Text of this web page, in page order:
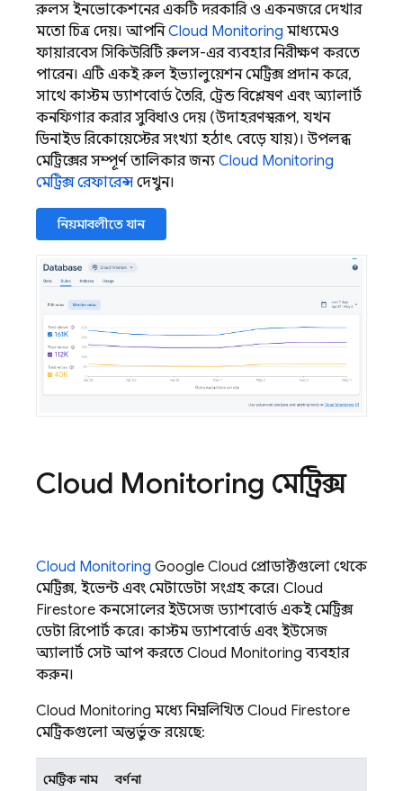
রুলস ইনভোকেশনের একটি দরকারি ও একনজরে দেখার
মতো চিত্র দেয়। আপনিCloud Monitoring মাধ্যমেও
ফায়ারবেস সিকিউরিটি রুলস-এর ব্যবহার নিরীক্ষণ করতে
পারেন। এটি একই রুল ইভ্যালুয়েশন মেট্রিক্স প্রদান করে,
সাথে কাস্টম ড্যাশবোর্ড তৈরি, ট্রেন্ড বিশ্লেষণ এবং অ্যালার্ট
কনফিগার করার সুবিধাও দেয় (উদাহরণস্বরূপ, যখন
ডিনাইড রিকোয়েস্টের সংখ্যা হঠাৎ বেড়ে যায়)। উপলব্ধ
মেট্রিক্সের সম্পূর্ণ তালিকার জন্য Cloud Monitoring
মেট্রিক্স রেফারেন্স দেখুন।
নিয়মাবলীতে যান
Cloud Monitoring মেট্রিক্স
Cloud Monitoring Google Cloud প্রোডাক্টগুলো থেকে
মেট্রিক্স, ইভেন্ট এবং মেটাডেটা সংগ্রহ করে। Cloud
Firestore কনসোলের ইউসেজ ড্যাশবোর্ড একই মেট্রিক্স
ডেটা রিপোর্ট করে। কাস্টম ড্যাশবোর্ড এবং ইউসেজ
অ্যালার্ট সেট আপ করতে Cloud Monitoring ব্যবহার
করুন।
Cloud Monitoring মধ্যে নিম্নলিখিত Cloud Firestore
মেট্রিকগুলো অন্তর্ভুক্ত রয়েছে:
মেট্রিক নাম বর্ণনা